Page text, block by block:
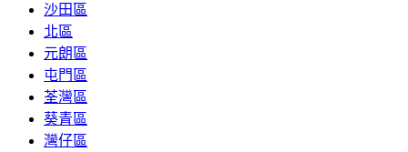
沙田區
北區
元朗區
屯門區
荃灣區
葵青區
灣仔區